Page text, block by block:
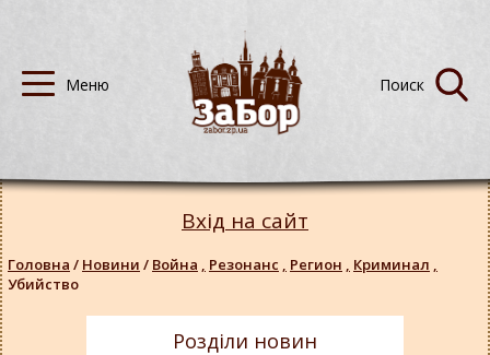
Вхід на сайт
Головна / Новини / Война , Резонанс , Регион , Криминал ,
Убийство
Розділи новин